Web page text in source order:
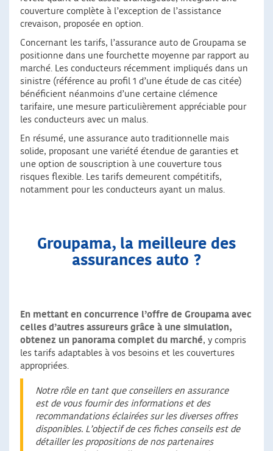
couverture complète à l’exception de l’assistance
crevaison, proposée en option.
Concernant les tarifs, l’assurance auto de Groupama se
positionne dans une fourchette moyenne par rapport au
marché. Les conducteurs récemment impliqués dans un
sinistre (référence au profil 1 d’une étude de cas citée)
bénéficient néanmoins d’une certaine clémence
tarifaire, une mesure particulièrement appréciable pour
les conducteurs avec un malus.
En résumé, une assurance auto traditionnelle mais
solide, proposant une variété étendue de garanties et
une option de souscription à une couverture tous
risques flexible. Les tarifs demeurent compétitifs,
notamment pour les conducteurs ayant un malus.
Groupama, la meilleure des
assurances auto ?
En mettant en concurrence l’offre de Groupama avec
celles d’autres assureurs grâce à une simulation,
obtenez un panorama complet du marché, y compris
les tarifs adaptables à vos besoins et les couvertures
appropriées.
Notre rôle en tant que conseillers en assurance
est de vous fournir des informations et des
recommandations éclairées sur les diverses offres
disponibles. L’objectif de ces fiches conseils est de
détailler les propositions de nos partenaires